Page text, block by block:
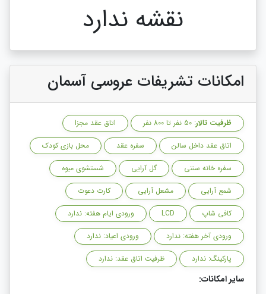
نقشه ندارد
امکانات تشریفات عروسی آسمان
ظرفیت تالار: 50 نفر تا 800 نفر
اتاق عقد مجزا
اتاق عقد داخل سالن
سفره عقد
محل بازی کودک
سفره خانه سنتی
گل آرایی
شستشوی میوه
شمع آرایی
مشعل آرایی
کارت دعوت
کافی شاپ
LCD
ورودی ایام هفته: ندارد
ورودی آخر هفته: ندارد
ورودی اعیاد: ندارد
پارکینگ: ندارد
ظرفیت اتاق عقد: ندارد
سایر امکانات: